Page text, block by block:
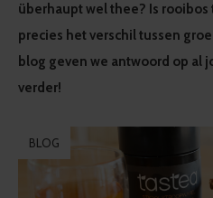
überhaupt wel thee? Is rooibos
precies het verschil tussen
blog geven we antwoord op al
verder!
BLOG